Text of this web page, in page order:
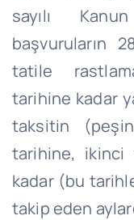
sayılı
başvuruların
tatile
tarihine kadar
taksitin
tarihine, ikinci
kadar (bu
takip eden